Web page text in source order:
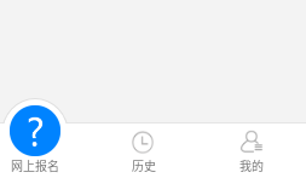
网上报名 历史 我的